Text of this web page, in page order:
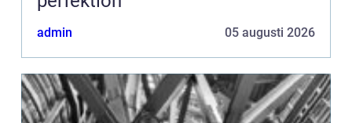
admin 05 augusti 2026